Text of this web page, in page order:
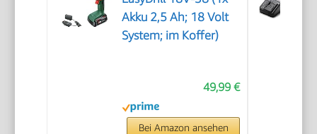
Akku 2,5 Ah; 18 Volt
System; im Koffer)
49,99 €
Bei Amazon ansehen